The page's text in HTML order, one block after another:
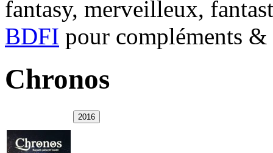
fantasy, merveilleux,
BDFI pour compléments
Chronos